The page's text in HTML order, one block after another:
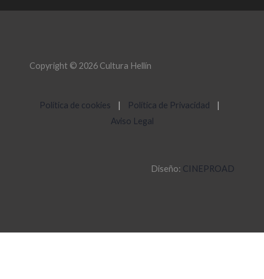
Copyright © 2026 Cultura Hellín
Política de cookies | Política de Privacidad
|
Aviso Legal
Diseño: CINEPROAD